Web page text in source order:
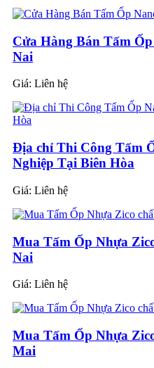
Cửa Hàng Bán Tấm
Nai
Giá: Liên hệ
Địa chỉ Thi Công Tấm
Nghiệp Tại Biên Hòa
Giá: Liên hệ
Mua Tấm Ốp Nhựa
Nai
Giá: Liên hệ
Mua Tấm Ốp Nhựa
Mai